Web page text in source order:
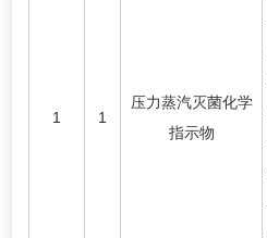
1 1
压力蒸汽灭菌化学
指示物